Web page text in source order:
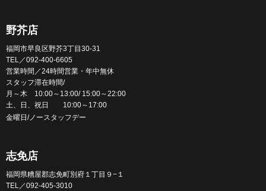
野芥店
福岡市早良区野芥3丁目30-31
TEL／092-400-6605
営業時間／24時間営業・年中無休
スタッフ滞在時間/
月～木 10:00～13:00/ 15:00～22:00
土、日、祝日 10:00～17:00
金曜日/ノースタッフデー
志免店
福岡県糟屋郡志免町別府１丁目９−１
TEL／092-405-3010